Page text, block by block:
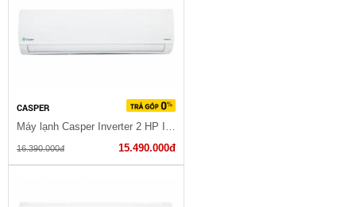
CASPER
16.390.000đ 15.490.000đ